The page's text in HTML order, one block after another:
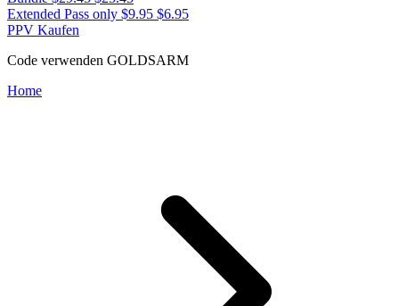
Extended Pass only $9.95 $6.95
PPV Kaufen
Code verwenden GOLDSARM
Home